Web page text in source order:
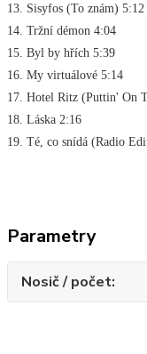
13. Sisyfos (To znám) 5:12
14. Tržní démon 4:04
15. Byl by hřích 5:39
16. My virtuálové 5:14
17. Hotel Ritz (Puttin' On
18. Láska 2:16
19. Té, co snídá (Radio
Parametry
Nosič / počet